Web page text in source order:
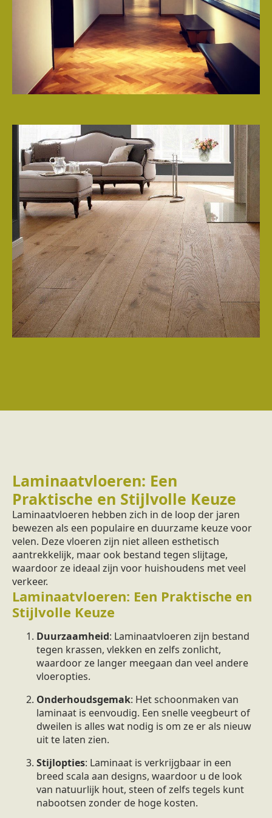
Laminaatvloeren: Een
Praktische en Stijlvolle Keuze
Laminaatvloeren hebben zich in de loop der jaren
bewezen als een populaire en duurzame keuze voor
velen. Deze vloeren zijn niet alleen esthetisch
aantrekkelijk, maar ook bestand tegen slijtage,
waardoor ze ideaal zijn voor huishoudens met veel
verkeer.
Laminaatvloeren: Een Praktische en
Stijlvolle Keuze
Duurzaamheid: Laminaatvloeren zijn bestand
tegen krassen, vlekken en zelfs zonlicht,
waardoor ze langer meegaan dan veel andere
vloeropties.
Onderhoudsgemak: Het schoonmaken van
laminaat is eenvoudig. Een snelle veegbeurt of
dweilen is alles wat nodig is om ze er als nieuw
uit te laten zien.
Stijlopties: Laminaat is verkrijgbaar in een
breed scala aan designs, waardoor u de look
van natuurlijk hout, steen of zelfs tegels kunt
nabootsen zonder de hoge kosten.